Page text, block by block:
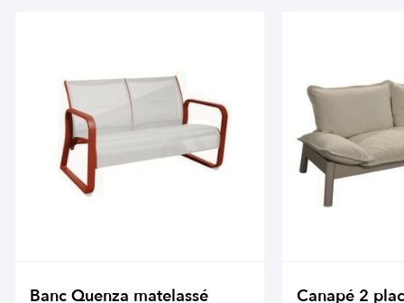
Banc Quenza matelassé Canapé 2